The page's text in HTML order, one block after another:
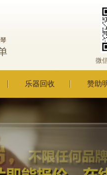
微
乐器回收 赞助